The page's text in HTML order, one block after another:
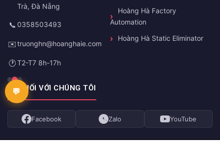
Trà, Đà Nẵng
📞 0358503493
✉️truonghn@hoanghaie.com
🕐T2-T7 8h-17h
Hoàng Hà Factory
Automation
Hoàng Hà Static Eliminator
KẾT NỐI VỚI CHÚNG TÔI
Facebook Zalo YouTube